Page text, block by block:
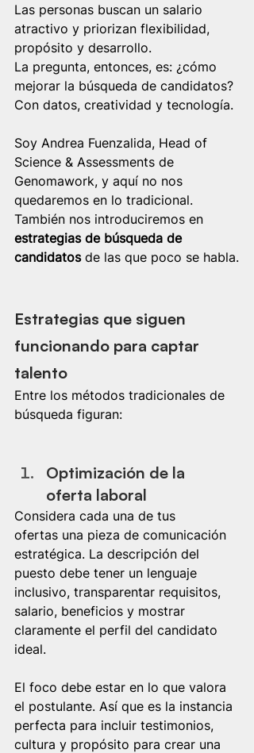
Las personas buscan un salario
atractivo y priorizan flexibilidad,
propósito y desarrollo.
La pregunta, entonces, es: ¿cómo
mejorar la búsqueda de candidatos?
Con datos, creatividad y tecnología.
Soy Andrea Fuenzalida, Head of
Science & Assessments de
Genomawork, y aquí no nos
quedaremos en lo tradicional.
También nos introduciremos en
estrategias de búsqueda de
candidatos de las que poco se habla.
Estrategias que siguen
funcionando para captar
talento
Entre los métodos tradicionales de
búsqueda figuran:
Optimización de la
oferta laboral
Considera cada una de tus
ofertas una pieza de comunicación
estratégica. La descripción del
puesto debe tener un lenguaje
inclusivo, transparentar requisitos,
salario, beneficios y mostrar
claramente el perfil del candidato
ideal.
El foco debe estar en lo que valora
el postulante. Así que es la instancia
perfecta para incluir testimonios,
cultura y propósito para crear una